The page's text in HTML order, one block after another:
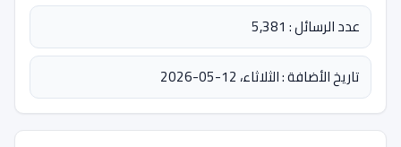
عدد الرسائل : 5,381
تاريخ الأضافة : الثلاثاء، 12-05-2026